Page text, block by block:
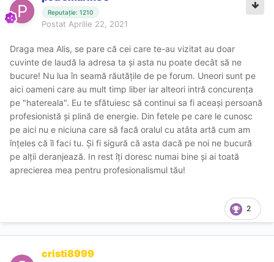
Reputație: 1210
Postat Aprilie 22, 2021
Draga mea Alis, se pare că cei care te-au vizitat au doar
cuvinte de laudă la adresa ta și asta nu poate decât să ne
bucure! Nu lua în seamă răutățile de pe forum. Uneori sunt pe
aici oameni care au mult timp liber iar alteori intră concurența
pe "hatereala". Eu te sfătuiesc să continui sa fi aceași persoană
profesionistă și plină de energie. Din fetele pe care le cunosc
pe aici nu e niciuna care să facă oralul cu atâta artă cum am
înțeles că îl faci tu. Și fi sigură că asta dacă pe noi ne bucură
pe alții deranjează. In rest îți doresc numai bine și ai toată
aprecierea mea pentru profesionalismul tău!
2
cristi8999